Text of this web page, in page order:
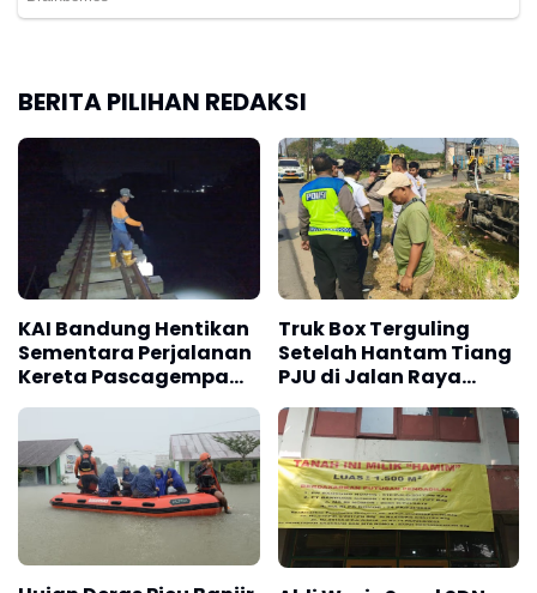
BERITA PILIHAN REDAKSI
KAI Bandung Hentikan
Sementara Perjalanan
Kereta Pascagempa
Truk Box Terguling
Setelah Hantam Tiang
PJU di Jalan Raya
Barat